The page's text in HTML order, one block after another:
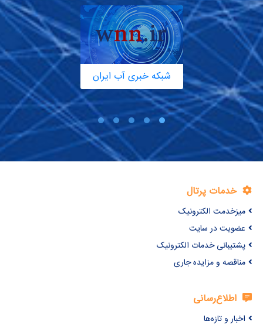
شبکه خبری آب ایران
خدمات پرتال
میزخدمت الکترونیک
عضویت در سایت
پشتیبانی خدمات الکترونیک
مناقصه و مزایده جاری
اطلاع‌رسانی
اخبار و تازه‌ها